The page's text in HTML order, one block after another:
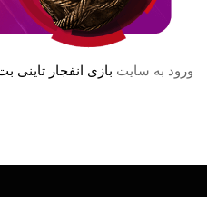
ورود به سایت بازی انفجار تاینی